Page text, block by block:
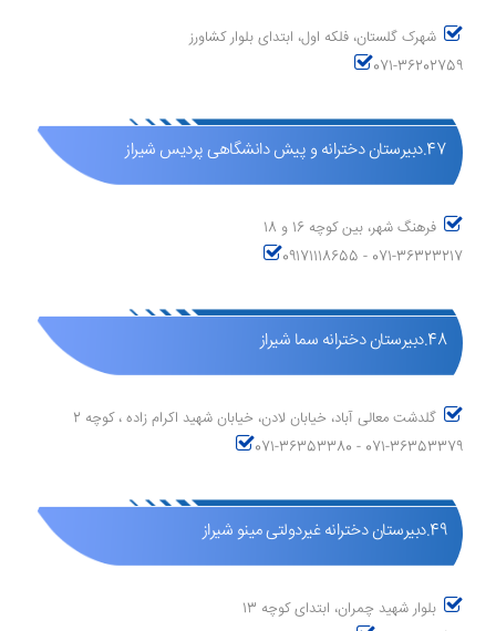
شهرک گلستان، فلکه اول، ابتدای بلوار کشاورز
071-36202759
47.دبیرستان دخترانه و پیش دانشگاهی پردیس شیراز
فرهنگ شهر، بین کوچه 16 و 18
09171118655 - 071-36323217
48.دبیرستان دخترانه سما شیراز
گلدشت معالی آباد، خیابان لادن، خیابان شهید اکرام زاده ، کوچه 2
071-36353380 - 071-36353379
49.دبیرستان دخترانه غیردولتی مینو شیراز
بلوار شهید چمران، ابتدای کوچه 13